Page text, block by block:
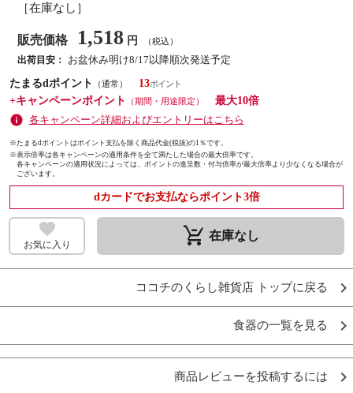
［在庫なし］
販売価格 1,518 円 （税込）
出荷目安：
お盆休み明け8/17以降順次発送予定
たまるdポイント
（通常）
13
+キャンペーンポイント
（期間・用途限定）
最大10倍
各キャンペーン詳細およびエントリーはこちら
※たまるdポイントはポイント支払を除く商品代金(税抜)の1％です。
※表示倍率は各キャンペーンの適用条件を全て満たした場合の最大倍率です。
各キャンペーンの適用状況によっては、ポイントの進呈数・付与倍率が最大倍率より少なくなる場合が
ございます。
dカードでお支払ならポイント3倍
お気に入り remove_shopping_cart 在庫なし
ココチのくらし雑貨店 トップに戻る
食器の一覧を見る
商品レビューを投稿するには